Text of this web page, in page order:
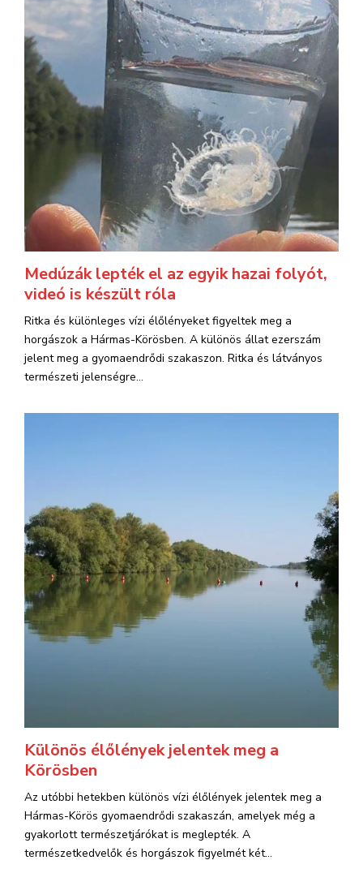
Medúzák lepték el az egyik hazai folyót,
videó is készült róla
Ritka és különleges vízi élőlényeket figyeltek meg a
horgászok a Hármas-Körösben. A különös állat ezerszám
jelent meg a gyomaendrődi szakaszon. Ritka és látványos
természeti jelenségre...
Különös élőlények jelentek meg a
Körösben
Az utóbbi hetekben különös vízi élőlények jelentek meg a
Hármas-Körös gyomaendrődi szakaszán, amelyek még a
gyakorlott természetjárókat is meglepték. A
természetkedvelők és horgászok figyelmét két...